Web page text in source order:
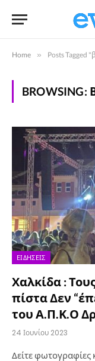
Home » Posts Tagged
BROWSING:
ΕΙΔΉΣΕΙΣ
Χαλκίδα :
πίστα Δεν
του Α.Π.Κ.Ο
24 Ιουνίου 2023
Δείτε φωτογραφίες